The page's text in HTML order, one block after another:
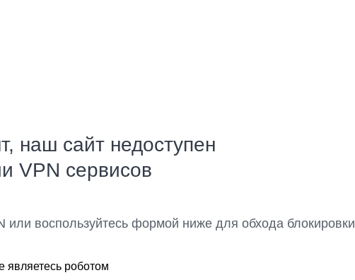
наш сайт недоступен
VPN сервисов
или воспользуйтесь формой ниже для обхода блокировки
являетесь роботом